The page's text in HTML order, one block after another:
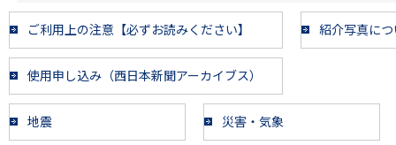
ご利用上の注意【必ずお読みください】 紹介写真に
使用申し込み（西日本新聞アーカイブス）
地震 災害・気象